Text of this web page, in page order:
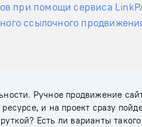
при помощи сервиса
ссылочного
Ручное продвижение
и на проект сразу
Есть ли варианты